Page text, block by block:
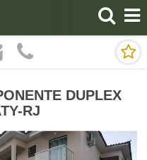
DUPLEX
RJ